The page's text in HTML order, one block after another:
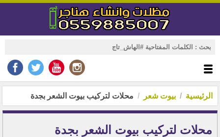
الرئيسية بيوت شعر محلات لتركيب بيوت الشعر بجدة
محلات لتركيب بيوت الشعر بجدة